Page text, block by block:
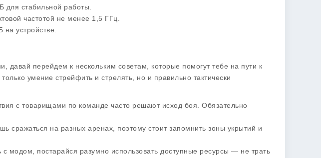
для стабильной работы.
частотой не менее 1,5 ГГц.
устройстве.
давай перейдем к нескольким советам, которые помогут тебе на пути к
умение стрейфить и стрелять, но и правильно тактически
с товарищами по команде часто решают исход боя. Обязательно
сражаться на разных аренах, поэтому стоит запомнить зоны укрытий и
с модом, постарайся разумно использовать доступные ресурсы — не трать